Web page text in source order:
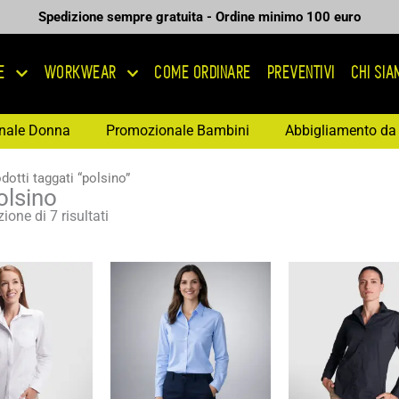
Spedizione sempre gratuita - Ordine minimo 100 euro
WORKWEAR COME ORDINARE PREVENTIVI CHI
Donna Promozionale Bambini Abbigliamento
taggati “polsino”
di 7 risultati
di
prezzo:
da
19,53 €
di
prezzo:
da
11,01 €
a
15,73 €
di
da